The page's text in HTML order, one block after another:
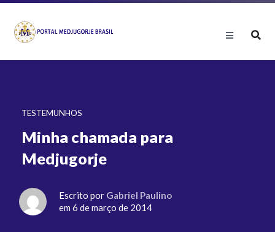
TESTEMUNHOS
Minha chamada para
Medjugorje
Escrito por Gabriel Paulino
em 6 de março de 2014